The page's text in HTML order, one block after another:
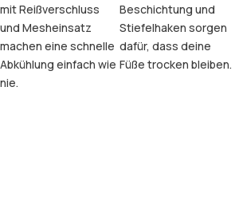
mit Reißverschluss
und Mesheinsatz
machen eine schnelle
Abkühlung einfach wie
nie.
Beschichtung und
Stiefelhaken sorgen
dafür, dass deine
Füße trocken bleiben.